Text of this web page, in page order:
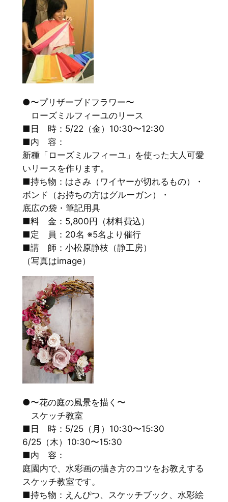
●〜プリザーブドフラワー〜
ローズミルフィーユのリース
■日 時：5/22（金）10:30〜12:30
■内 容：
新種「ローズミルフィーユ」を使った大人可愛
いリースを作ります。
■持ち物：はさみ（ワイヤーが切れるもの）・
ボンド（お持ちの方はグルーガン）・
底広の袋・筆記用具
■料 金：5,800円（材料費込）
■定 員：20名 ※5名より催行
■講 師：小松原静枝（静工房）
（写真はimage）
●〜花の庭の風景を描く〜
スケッチ教室
■日 時：5/25（月）10:30〜15:30
6/25（木）10:30〜15:30
■内 容：
庭園内で、水彩画の描き方のコツをお教えする
スケッチ教室です。
■持ち物：えんぴつ、スケッチブック、水彩絵